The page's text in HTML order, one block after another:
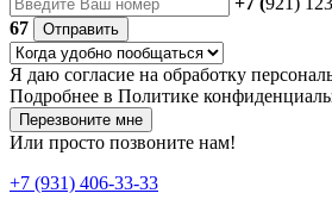
67
Отправить
Я даю согласие на обработку
Подробнее в Политике
Перезвоните мне
Или просто позвоните нам!
+7 (931) 406-33-33